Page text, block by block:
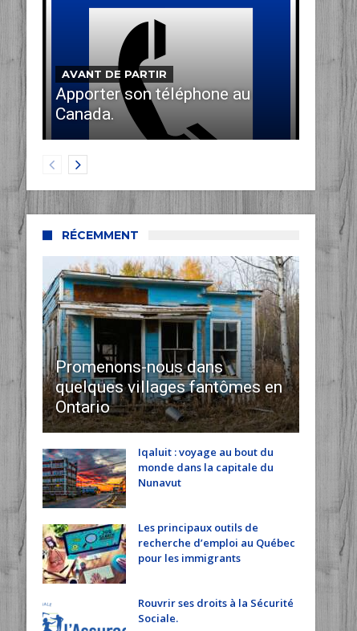
AVANT DE PARTIR
Apporter son téléphone au
Canada.
RÉCEMMENT
Promenons-nous dans
quelques villages fantômes en
Ontario
Iqaluit : voyage au bout du
monde dans la capitale du
Nunavut
Les principaux outils de
recherche d’emploi au Québec
pour les immigrants
Rouvrir ses droits à la Sécurité
Sociale.